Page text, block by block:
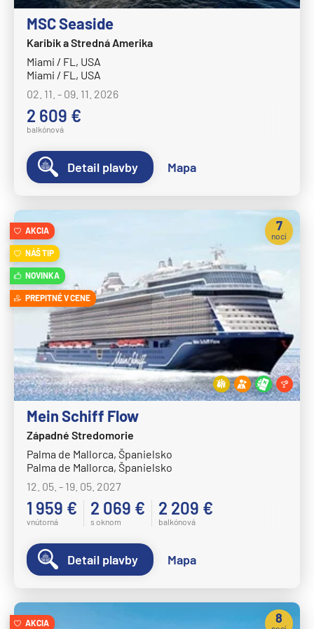
Celestyal Olympia
Costa Cruises
Costa Deliziosa
Costa Diadema
Costa Fascinosa
Costa Fortuna
Costa Toscana
Crystal Cruises
Crystal Serenity
Crystal Symphony
Cunard Line
Queen Anne
Queen Elizabeth
Queen Mary 2
Queen Victoria
Disney Cruise Line
Disney Adventure
Disney Destiny
Disney Fantasy
Disney Magic
MSC Seaside
Karibik a Stredná Amerika
Miami / FL, USA
Miami / FL, USA
02. 11. - 09. 11. 2026
2 609 €
balkónová
Detail plavby Mapa
AKCIA
NÁŠ TIP
NOVINKA
PREPITNÉ V CENE
Mein Schiff Flow
Západné Stredomorie
Palma de Mallorca, Španielsko
Palma de Mallorca, Španielsko
12. 05. - 19. 05. 2027
1 959 €
vnútorná
2 069 €
s oknom
2 209 €
balkónová
7
nocí
Detail plavby Mapa
AKCIA 8